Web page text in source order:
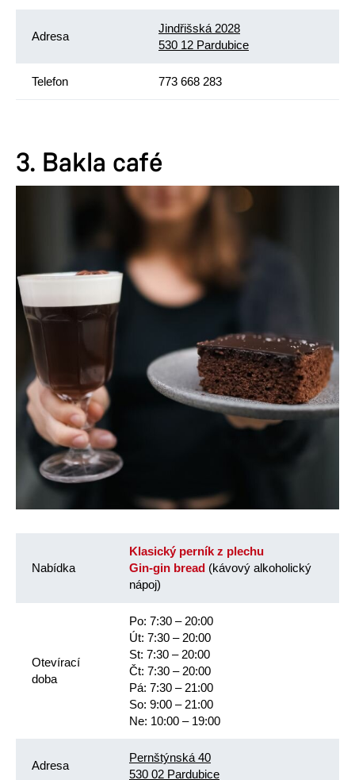
Adresa
Jindřišská 2028
530 12 Pardubice
Telefon 773 668 283
3. Bakla café
Nabídka
Klasický perník z plechu
Gin-gin bread (kávový alkoholický
nápoj)
Otevírací
doba
Po: 7:30 – 20:00
Út: 7:30 – 20:00
St: 7:30 – 20:00
Čt: 7:30 – 20:00
Pá: 7:30 – 21:00
So: 9:00 – 21:00
Ne: 10:00 – 19:00
Adresa
Pernštýnská 40
530 02 Pardubice